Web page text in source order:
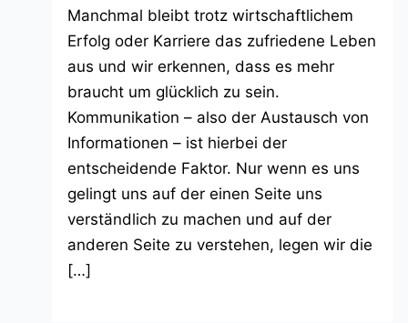
Manchmal bleibt trotz wirtschaftlichem
Erfolg oder Karriere das zufriedene Leben
aus und wir erkennen, dass es mehr
braucht um glücklich zu sein.
Kommunikation – also der Austausch von
Informationen – ist hierbei der
entscheidende Faktor. Nur wenn es uns
gelingt uns auf der einen Seite uns
verständlich zu machen und auf der
anderen Seite zu verstehen, legen wir die
[…]